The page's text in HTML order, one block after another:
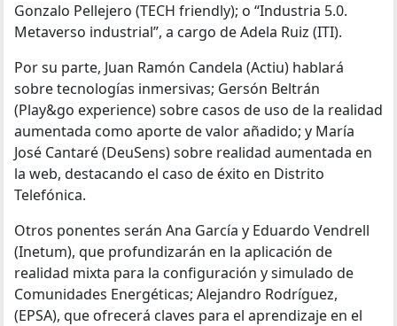
Gonzalo Pellejero (TECH friendly); o “Industria 5.0.
Metaverso industrial”, a cargo de Adela Ruiz (ITI).
Por su parte, Juan Ramón Candela (Actiu) hablará
sobre tecnologías inmersivas; Gersón Beltrán
(Play&go experience) sobre casos de uso de la realidad
aumentada como aporte de valor añadido; y María
José Cantaré (DeuSens) sobre realidad aumentada en
la web, destacando el caso de éxito en Distrito
Telefónica.
Otros ponentes serán Ana García y Eduardo Vendrell
(Inetum), que profundizarán en la aplicación de
realidad mixta para la configuración y simulado de
Comunidades Energéticas; Alejandro Rodríguez,
(EPSA), que ofrecerá claves para el aprendizaje en el